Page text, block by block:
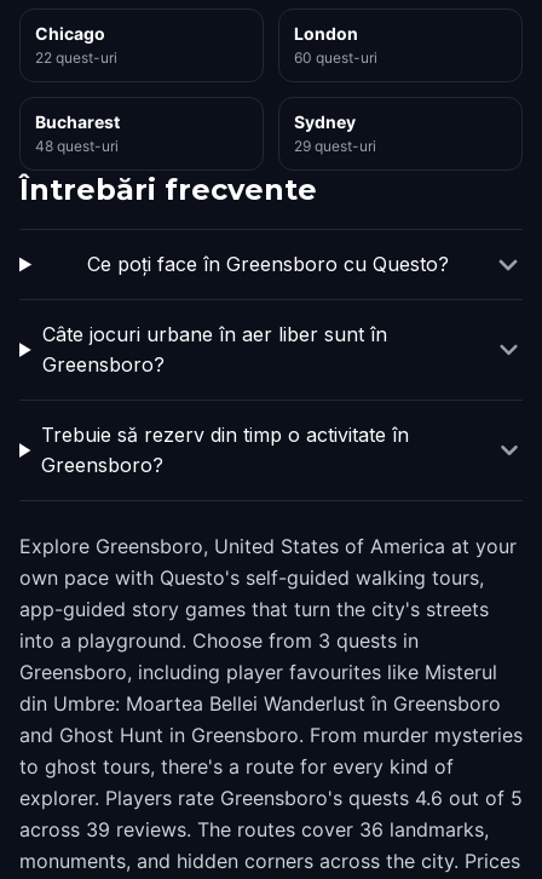
Chicago
22 quest-uri
London
60 quest-uri
Bucharest
48 quest-uri
Sydney
29 quest-uri
Întrebări frecvente
Ce poți face în Greensboro cu Questo?
Câte jocuri urbane în aer liber sunt în
Greensboro?
Trebuie să rezerv din timp o activitate în
Greensboro?
Explore Greensboro, United States of America at your
own pace with Questo's self-guided walking tours,
app-guided story games that turn the city's streets
into a playground. Choose from 3 quests in
Greensboro, including player favourites like Misterul
din Umbre: Moartea Bellei Wanderlust în Greensboro
and Ghost Hunt in Greensboro. From murder mysteries
to ghost tours, there's a route for every kind of
explorer. Players rate Greensboro's quests 4.6 out of 5
across 39 reviews. The routes cover 36 landmarks,
monuments, and hidden corners across the city. Prices